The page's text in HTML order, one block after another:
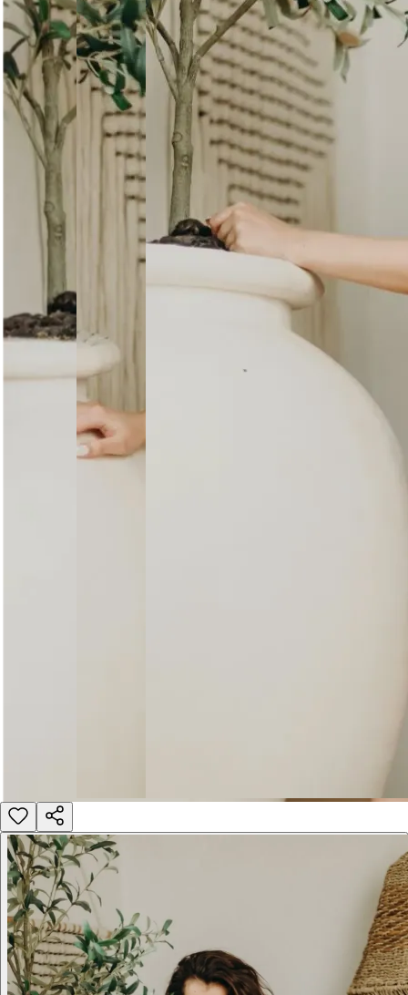
Уход за изделием
Деликатная стирка при 30°C без отжима. Сушить